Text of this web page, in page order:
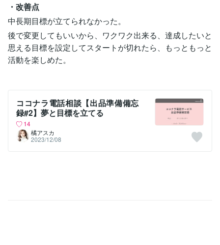
・改善点
中長期目標が立てられなかった。
後で変更してもいいから、ワクワク出来る、達成したいと
思える目標を設定してスタートが切れたら、もっともっと
活動を楽しめた。
ココナラ電話相談【出品準備備忘
録#2】夢と目標を立てる
14
橘アスカ
2023/12/08